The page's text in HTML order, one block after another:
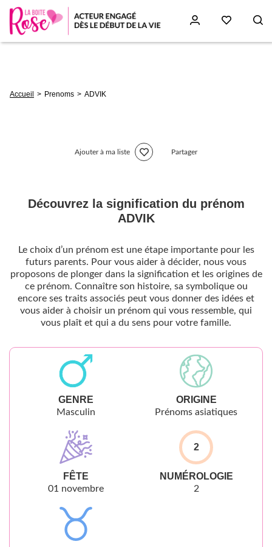
d'Ariane
Accueil Prenoms ADVIK
Ajouter à ma liste Partager
Découvrez la signification du prénom
ADVIK
Le choix d’un prénom est une étape importante pour les
futurs parents. Pour vous aider à décider, nous vous
proposons de plonger dans la signification et les origines de
ce prénom. Connaître son histoire, sa symbolique ou
encore ses traits associés peut vous donner des idées et
vous aider à choisir un prénom qui vous ressemble, qui
vous plaît et qui a du sens pour votre famille.
GENRE
Masculin
ORIGINE
Prénoms asiatiques
FÊTE
01 novembre
2
NUMÉROLOGIE
2